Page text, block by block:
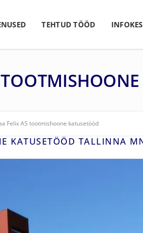
TEHTUD TÖÖD
Felix AS tootmishoone katusetööd
KATUSETÖÖD TALLINNA